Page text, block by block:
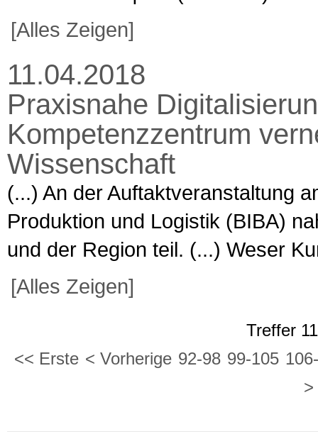
[Alles Zeigen]
11.04.2018
Praxisnahe
Kompetenzzentrum
Wissenschaft
(...) An der Auftaktveranstaltung
Produktion und Logistik (BIBA)
und der Region teil. (...) Weser
[Alles Zeigen]
Treffer
<< Erste < Vorherige 92-98 99-105
>